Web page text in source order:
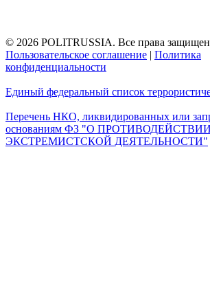
© 2026 POLITRUSSIA. Все права
Пользовательское соглашение | Политика
конфиденциальности
Единый федеральный список
Перечень НКО, ликвидированных или
основаниям ФЗ "О ПРОТИВОДЕЙСТВИИ
ЭКСТРЕМИСТСКОЙ ДЕЯТЕЛЬНОСТИ"